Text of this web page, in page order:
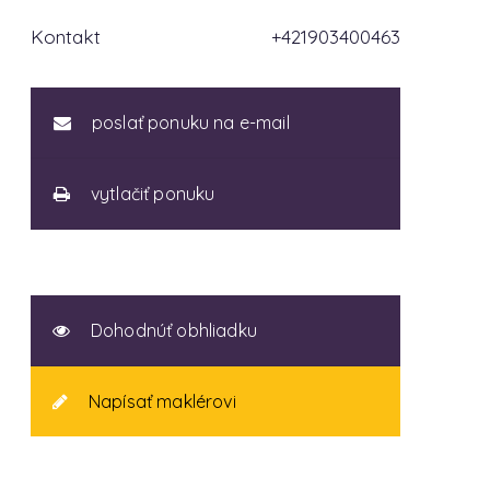
Kontakt +421903400463
poslať ponuku na e-mail
vytlačiť ponuku
Dohodnúť obhliadku
Napísať maklérovi